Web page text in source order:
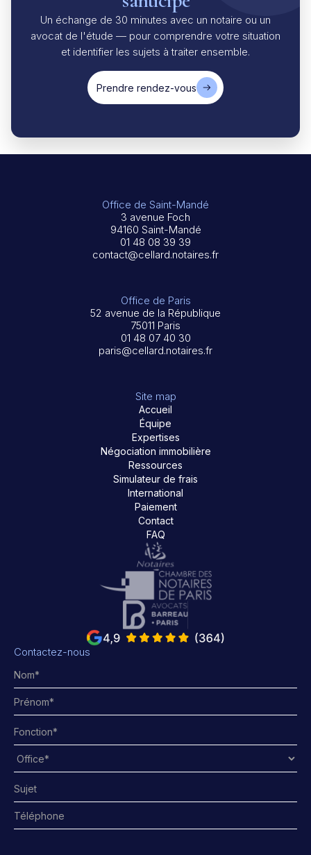
Un échange de 30 minutes avec un notaire ou un
avocat de l'étude — pour comprendre votre situation
et identifier les sujets à traiter ensemble.
Prendre rendez-vous
Office de Saint-Mandé
3 avenue Foch
94160 Saint-Mandé
01 48 08 39 39
contact@cellard.notaires.fr
Office de Paris
52 avenue de la République
75011 Paris
01 48 07 40 30
paris@cellard.notaires.fr
Site map
Accueil
Équipe
Expertises
Négociation immobilière
Ressources
Simulateur de frais
International
Paiement
Contact
FAQ
Contactez-nous